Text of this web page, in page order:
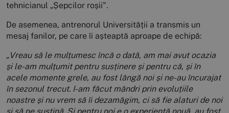
tehnicianul „Șepcilor roșii".
De asemenea, antrenorul Universității a transmis un
mesaj fanilor, pe care îi așteaptă aproape de echipă:
„Vreau să le mulțumesc încă o dată, am mai avut ocazia
și le-am mulțumit pentru susținere și pentru că, și în
acele momente grele, au fost lângă noi și ne-au încurajat
în sezonul trecut. I-am făcut mândri prin evoluțiile
noastre și nu vrem să îi dezamăgim, ci să fie alaturi de noi